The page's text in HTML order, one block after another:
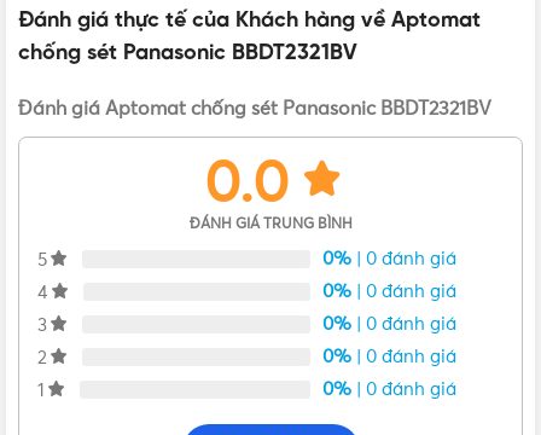
Đánh giá thực tế của Khách hàng về Aptomat
chống sét Panasonic BBDT2321BV
Đánh giá Aptomat chống sét Panasonic BBDT2321BV
0.0
ĐÁNH GIÁ TRUNG BÌNH
5 0% | 0 đánh giá
4
0% | 0 đánh giá
3
0% | 0 đánh giá
2
0% | 0 đánh giá
1
0% | 0 đánh giá